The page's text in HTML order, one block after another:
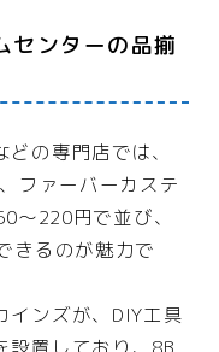
センターの品揃
の専門店では、
ファーバーカステ
〜220円で並び、
きるのが魅力で
インズが、DIY工具